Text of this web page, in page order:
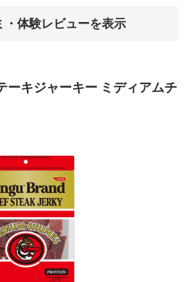
・体験レビュー
ーキジャーキー ミディアムチ